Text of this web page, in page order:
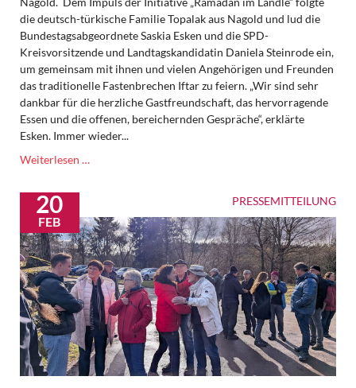
die deutsch-türkische Familie Topalak aus Nagold und lud die
Bundestagsabgeordnete Saskia Esken und die SPD-
Kreisvorsitzende und Landtagskandidatin Daniela Steinrode ein,
um gemeinsam mit ihnen und vielen Angehörigen und Freunden
das traditionelle Fastenbrechen Iftar zu feiern. „Wir sind sehr
dankbar für die herzliche Gastfreundschaft, das hervorragende
Essen und die offenen, bereichernden Gespräche“, erklärte
Esken. Immer wieder...
Weiterlesen …
Gast
beim
Fastenbrechen
PRESSEMITTEILUNG
20
FEB